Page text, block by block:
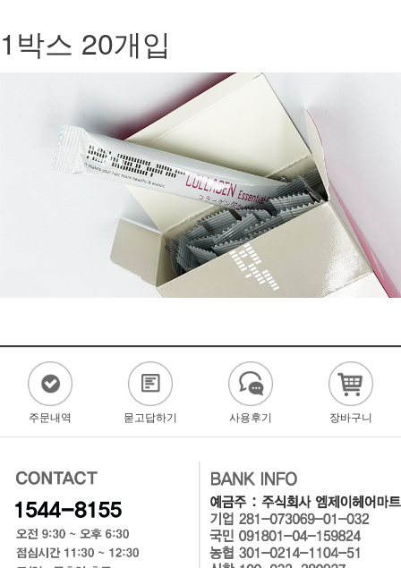
1박스 20개입
주문내역 묻고답하기 사용후기 장바구니